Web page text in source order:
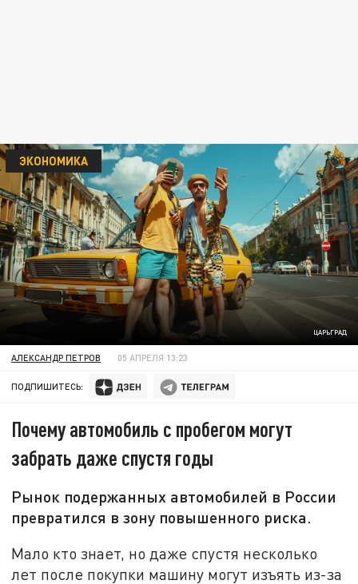
ЦАРЬГРАД
ЭКОНОМИКА
АЛЕКСАНДР ПЕТРОВ 05 АПРЕЛЯ 13:23
ПОДПИШИТЕСЬ:
Почему автомобиль с пробегом могут
забрать даже спустя годы
Рынок подержанных автомобилей в России
превратился в зону повышенного риска.
Мало кто знает, но даже спустя несколько
лет после покупки машину могут изъять из-за